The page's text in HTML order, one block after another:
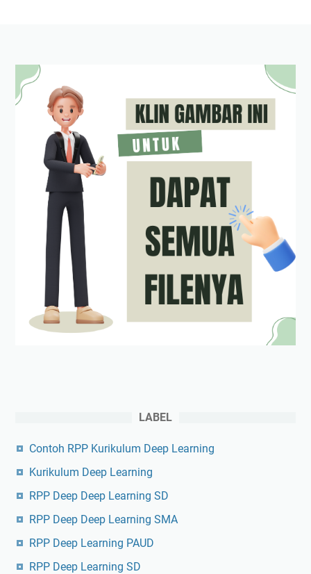
LABEL
Contoh RPP Kurikulum Deep Learning
Kurikulum Deep Learning
RPP Deep Deep Learning SD
RPP Deep Deep Learning SMA
RPP Deep Learning PAUD
RPP Deep Learning SD